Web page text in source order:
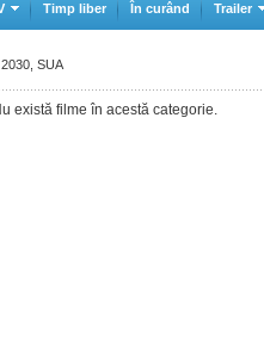
Timp liber În curând Trailer
există filme în acestă categorie.
SUA